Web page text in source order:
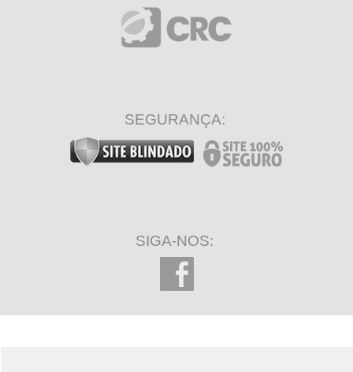
SEGURANÇA:
SIGA-NOS: